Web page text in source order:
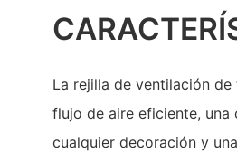
La rejilla de ventilación
flujo de aire eficiente,
cualquier decoración y